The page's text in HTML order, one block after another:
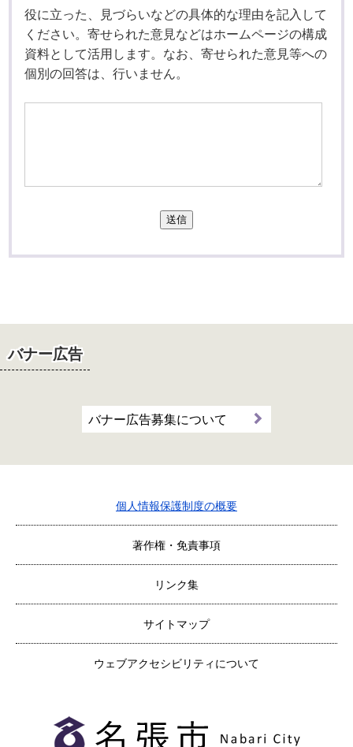
役に立った、見づらいなどの具体的な理由を記入して
ください。寄せられた意見などはホームページの構成
資料として活用します。なお、寄せられた意見等への
個別の回答は、行いません。
送信
バナー広告
バナー広告募集について
個人情報保護制度の概要
著作権・免責事項
リンク集
サイトマップ
ウェブアクセシビリティについて